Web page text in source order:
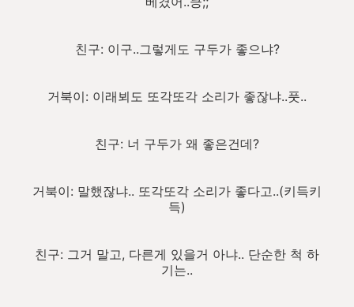
친구: 이구..그렇게도 구두가 좋으냐?
거북이: 이래뵈도 또각또각 소리가 좋잖냐..풋..
친구: 너 구두가 왜 좋은건데?
거북이: 말했잖냐.. 또각또각 소리가 좋다고..(키득키
득)
친구: 그거 말고, 다른게 있을거 아냐.. 단순한 척 하
기는..